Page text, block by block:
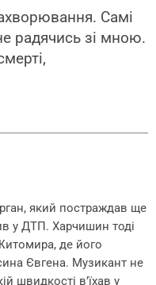
Самі
радячись зі мною.
який постраждав ще
у ДТП. Харчишин тоді
де його
Євгена. Музикант не
швидкості в’їхав у